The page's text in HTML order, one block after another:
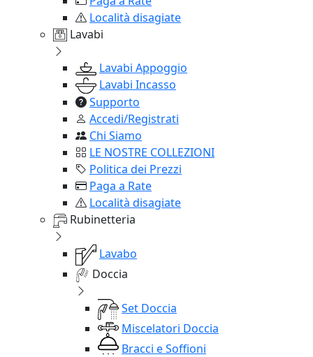
Località disagiate
Lavabi
Lavabi Appoggio
Lavabi Incasso
Supporto
Accedi/Registrati
Chi Siamo
LE NOSTRE COLLEZIONI
Politica dei Prezzi
Paga a Rate
Località disagiate
Rubinetteria
Lavabo
Doccia
Set Doccia
Miscelatori Doccia
Bracci e Soffioni